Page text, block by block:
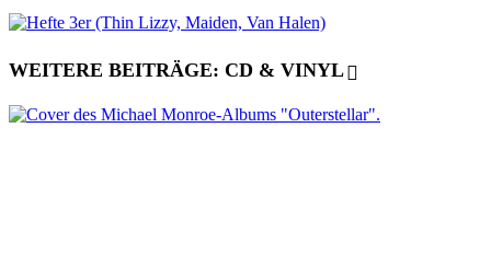
WEITERE BEITRÄGE: CD & VINYL